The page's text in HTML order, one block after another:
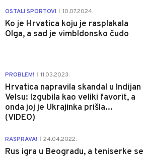
OSTALI SPORTOVI 10.07.2024.
Ko je Hrvatica koju je rasplakala
Olga, a sad je vimbldonsko čudo
PROBLEM! 11.03.2023.
Hrvatica napravila skandal u Indijan
Velsu: Izgubila kao veliki favorit, a
onda joj je Ukrajinka prišla...
(VIDEO)
RASPRAVA! 24.04.2022.
Rus igra u Beogradu, a teniserke se